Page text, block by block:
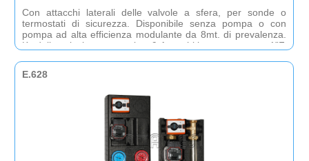
Con attacchi laterali delle valvole a sfera, per sonde o
termostati di sicurezza. Disponibile senza pompa o con
pompa ad alta efficienza modulante da 8mt. di prevalenza.
Kv della valvola termostatica: 9 Attacchi lato generatore: 1”F.
E.628